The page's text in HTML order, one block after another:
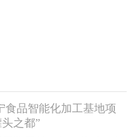
食品智能化加工基地项
之都”